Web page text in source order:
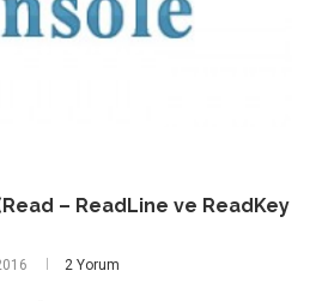
– ReadLine ve ReadKey
2 Yorum